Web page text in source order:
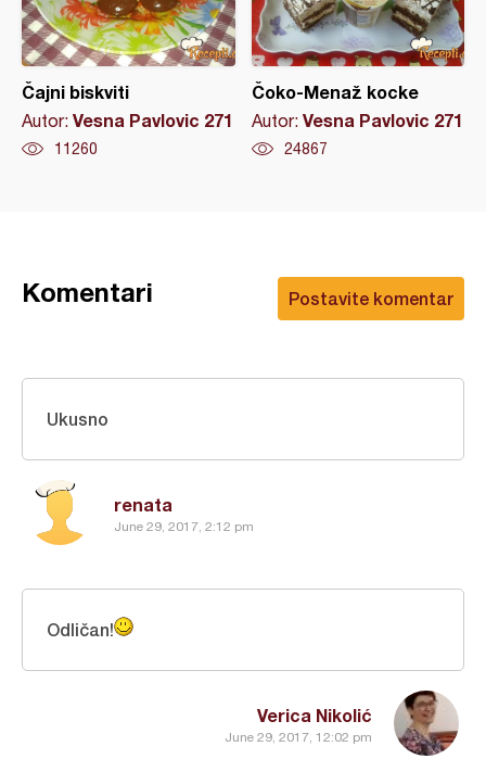
Čajni biskviti
Autor: Vesna Pavlovic 271
11260
Čoko-Menaž kocke
Autor: Vesna Pavlovic 271
24867
Postavite komentar
Komentari
renata
June 29, 2017, 2:12 pm
Ukusno
Verica Nikolić
June 29, 2017, 12:02 pm
Odličan!